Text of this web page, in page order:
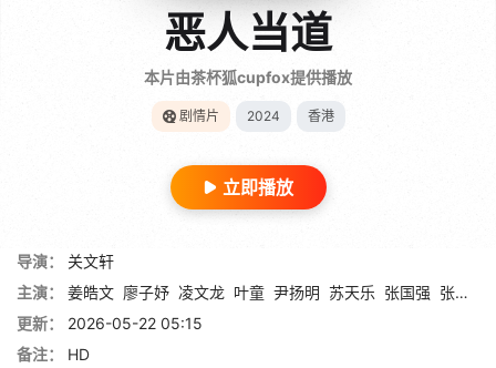
恶人当道
本片由茶杯狐cupfox提供播放
剧情片 2024 香港
立即播放
导演：
关文轩
主演：
姜皓文 廖子妤 凌文龙 叶童 尹扬明 苏天乐 张国强 张松枝
更新：
2026-05-22 05:15
备注：
HD